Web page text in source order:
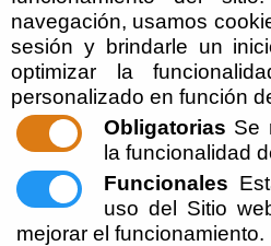
navegación, usamos
sesión y brindarle un
optimizar la
personalizado en función
Obligatorias Se
la funcionalidad
Funcionales
uso del Sitio
mejorar el funcionamiento.
Localización
Usted se encuentra aquí:Inicio //
Escuchar